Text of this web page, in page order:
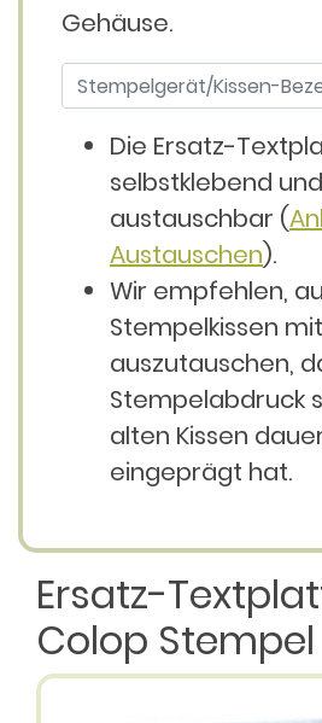
Gehäuse.
Die Ersatz-
selbstklebend
austauschbar (
Austauschen).
Wir empfehlen,
Stempelkissen mit
auszutauschen,
Stempelabdruck
alten Kissen
eingeprägt hat.
Ersatz-
Colop Stempel